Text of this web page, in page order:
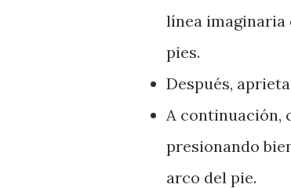
línea imaginaria
pies.
Después,
A continuación,
presionando
arco del pie.